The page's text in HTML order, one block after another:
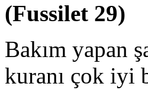
(Fussilet 29)
Bakım yapan
kuranı çok iyi